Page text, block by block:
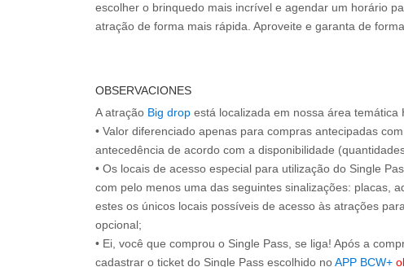
escolher o brinquedo mais incrível e agendar um horário
atração de forma mais rápida. Aproveite e garanta de
OBSERVACIONES
A atração Big drop está localizada em nossa área temática
• Valor diferenciado apenas para compras antecipadas
antecedência de acordo com a disponibilidade
• Os locais de acesso especial para utilização do Single
com pelo menos uma das seguintes sinalizações: placas,
estes os únicos locais possíveis de acesso às atrações
opcional;
• Ei, você que comprou o Single Pass, se liga! Após a
cadastrar o ticket do Single Pass escolhido noAPP BCW+